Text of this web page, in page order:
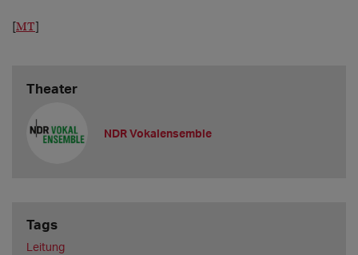
[MT]
Theater
NDR Vokalensemble
Tags
Leitung